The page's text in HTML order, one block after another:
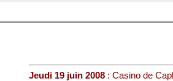
Jeudi 19 juin 2008: Casino de